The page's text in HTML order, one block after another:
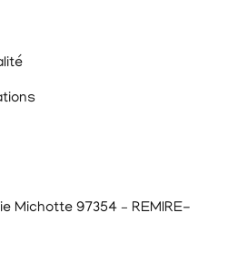
Michotte 97354 – REMIRE-